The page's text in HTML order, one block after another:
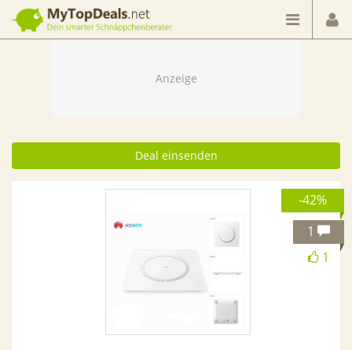
Dein smarter Schnäppchenberater
Deal einsenden
-42%
1
1